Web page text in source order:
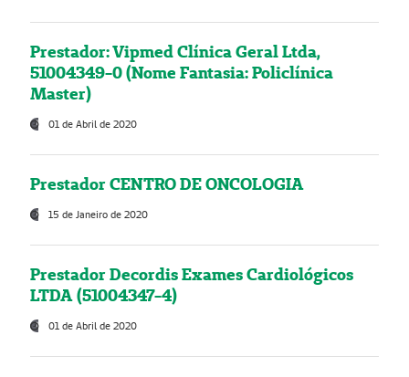
Prestador: Vipmed Clínica Geral Ltda,
51004349-0 (Nome Fantasia: Policlínica
Master)
01 de Abril de 2020
Prestador CENTRO DE ONCOLOGIA
15 de Janeiro de 2020
Prestador Decordis Exames Cardiológicos
LTDA (51004347-4)
01 de Abril de 2020